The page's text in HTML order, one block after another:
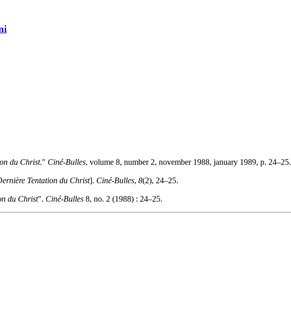
du Christ." Ciné-Bulles, volume 8, number 2, november 1988, january 1989, p. 24–25.
Tentation du Christ]. Ciné-Bulles, 8(2), 24–25.
du Christ". Ciné-Bulles 8, no. 2 (1988) : 24–25.